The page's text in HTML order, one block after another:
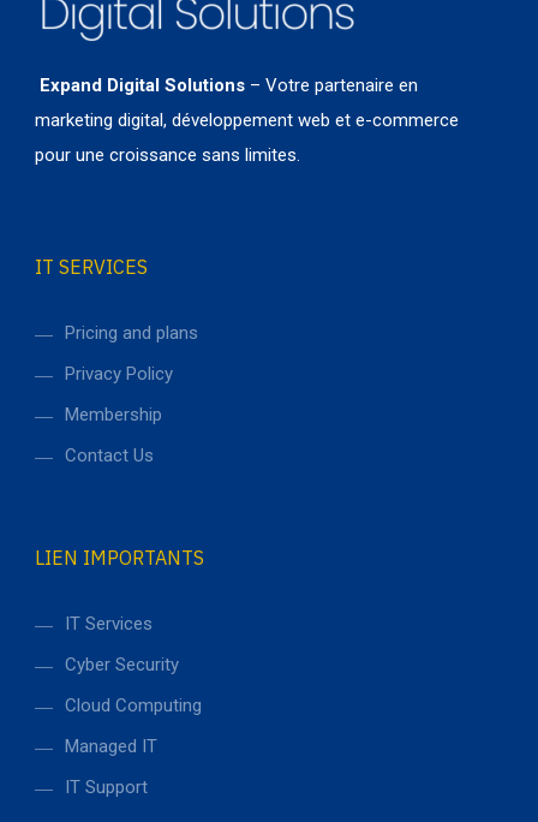
Expand Digital Solutions – Votre partenaire en
marketing digital, développement web et e-commerce
pour une croissance sans limites.
IT SERVICES
Pricing and plans
Privacy Policy
Membership
Contact Us
LIEN IMPORTANTS
IT Services
Cyber Security
Cloud Computing
Managed IT
IT Support